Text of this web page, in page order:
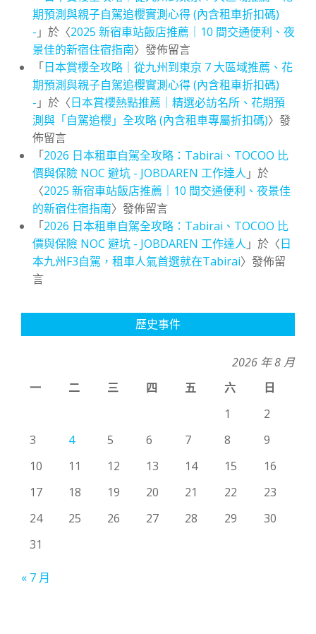
期預測與親子自駕追櫻實測心得 (內含租車折扣碼)
- 」於〈2025 新宿車站飯店推薦｜10 間交通便利、夜
景佳的新宿住宿指南〉發佈留言
「日本賞櫻全攻略｜從九州到東京 7 大區域推薦、花
期預測與親子自駕追櫻實測心得 (內含租車折扣碼)
- 」於〈日本賞櫻熱點推薦｜精選必訪名所、花期預
測與「自駕追櫻」全攻略 (內含租車專屬折扣碼)〉發
佈留言
「2026 日本租車自駕全攻略：Tabirai、TOCOO 比
價與保險 NOC 避坑 - JOBDAREN 工作達人 」於
〈2025 新宿車站飯店推薦｜10 間交通便利、夜景佳
的新宿住宿指南〉發佈留言
「2026 日本租車自駕全攻略：Tabirai、TOCOO 比
價與保險 NOC 避坑 - JOBDAREN 工作達人 」於〈日
本九州F3自駕，租車人氣首選就在Tabirai〉發佈留
言
歷史事件
2026 年 8 月
一
二 三 四 五 六
日
1
2
3
4 5 6 7 8
9
10
11 12 13 14 15
16
17
18 19 20 21 22
23
24
25 26 27 28 29
30
31
« 7 月